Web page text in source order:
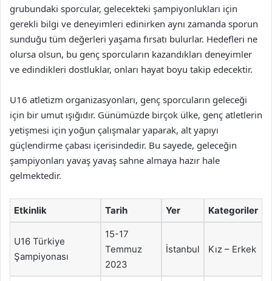
grubundaki sporcular, gelecekteki şampiyonlukları için
gerekli bilgi ve deneyimleri edinirken aynı zamanda sporun
sunduğu tüm değerleri yaşama fırsatı bulurlar. Hedefleri ne
olursa olsun, bu genç sporcuların kazandıkları deneyimler
ve edindikleri dostluklar, onları hayat boyu takip edecektir.
U16 atletizm organizasyonları, genç sporcuların geleceği
için bir umut ışığıdır. Günümüzde birçok ülke, genç atletlerin
yetişmesi için yoğun çalışmalar yaparak, alt yapıyı
güçlendirme çabası içerisindedir. Bu sayede, geleceğin
şampiyonları yavaş yavaş sahne almaya hazır hale
gelmektedir.
Etkinlik Tarih Yer Kategoriler
U16 Türkiye
Şampiyonası
15-17
Temmuz
2023
İstanbul Kız – Erkek